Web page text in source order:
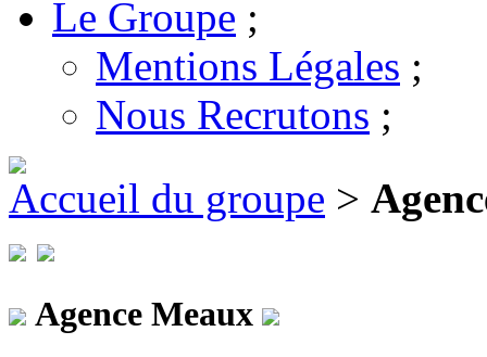
Le Groupe ;
Mentions Légales ;
Nous Recrutons ;
Accueil du groupe >
Agence Meaux